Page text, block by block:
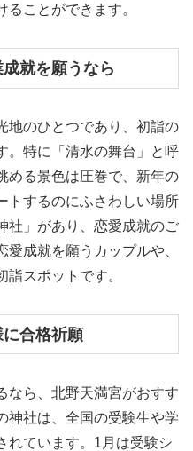
ことができます。
就を願うなら
地のひとつであり、初詣の
。特に「清水の舞台」と呼
める景色は圧巻で、新年の
トするのにふさわしい場所
社」があり、恋愛成就のご
成就を願うカップルや、
スポットです。
合格祈願
なら、北野天満宮がおすす
神社は、全国の受験生や学
れています。1月は受験シ